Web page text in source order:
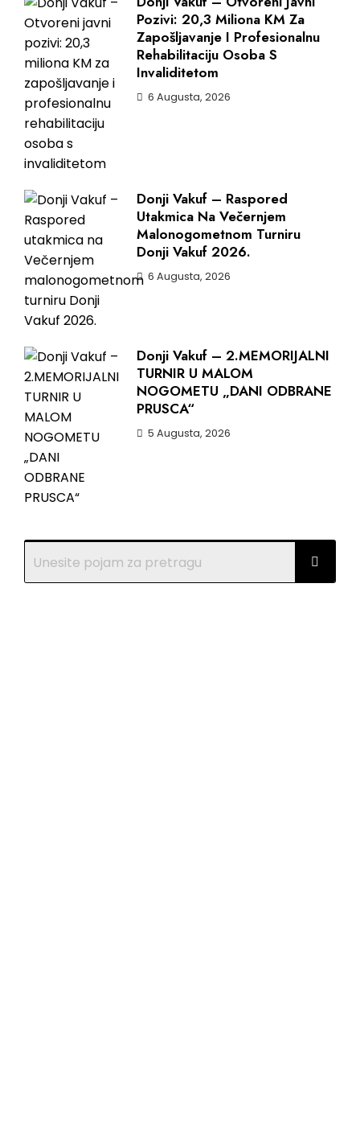
Pozivi: 20,3 Miliona KM Za
Zapošljavanje I Profesionalnu
Rehabilitaciju Osoba S
Invaliditetom
6 Augusta, 2026
Donji Vakuf – Raspored
Utakmica Na Večernjem
Malonogometnom Turniru
Donji Vakuf 2026.
6 Augusta, 2026
Donji Vakuf – 2.MEMORIJALNI
TURNIR U MALOM
NOGOMETU „DANI ODBRANE
PRUSCA“
5 Augusta, 2026